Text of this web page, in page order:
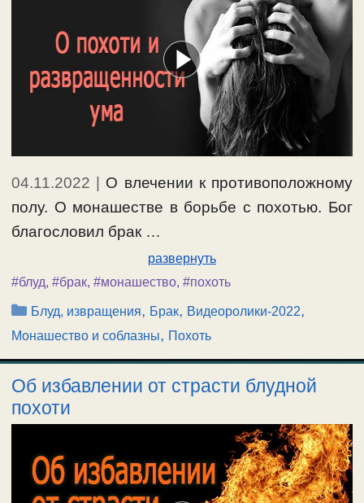
04.11.2022
О влечении к противоположному
полу. О монашестве в борьбе с похотью. Бог
благословил брак …
развернуть
#блуд, #брак, #монашество, #похоть
Рубрики
Блуд, извращения, Брак, Видеоролики-2022,
Монашество и соблазны, Похоть
Об избавлении от страсти блудной
похоти